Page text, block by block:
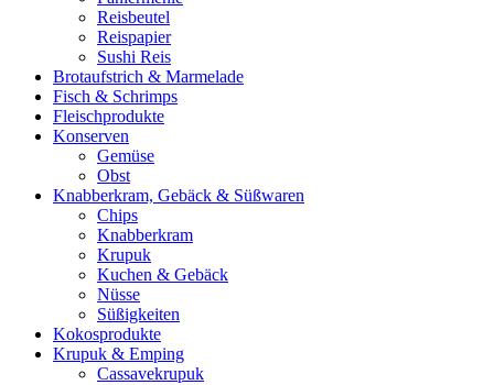
Reisbeutel
Reispapier
Sushi Reis
Brotaufstrich & Marmelade
Fisch & Schrimps
Fleischprodukte
Konserven
Gemüse
Obst
Knabberkram, Gebäck & Süßwaren
Chips
Knabberkram
Krupuk
Kuchen & Gebäck
Nüsse
Süßigkeiten
Kokosprodukte
Krupuk & Emping
Cassavekrupuk